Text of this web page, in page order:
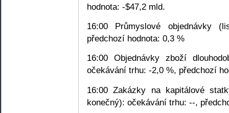
hodnota: -$47,2 mld.
16:00 Průmyslové objednávky
předchozí hodnota: 0,3 %
16:00 Objednávky zboží
očekávání trhu: -2,0 %, předchozí
16:00 Zakázky na kapitálové
konečný): očekávání trhu: --,